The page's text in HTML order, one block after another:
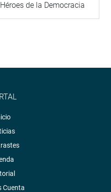
de la Democracia
Cuenta